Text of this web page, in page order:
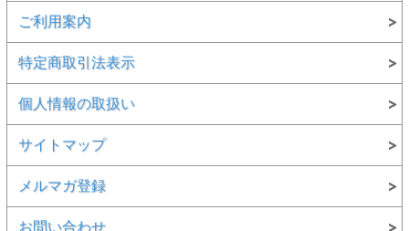
ご利用案内
特定商取引法表示
個人情報の取扱い
サイトマップ
メルマガ登録
お問い合わせ